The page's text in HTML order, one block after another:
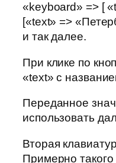
«keyboard» => [
[«text» =>
и так далее.
При клике по
«text» с
Переданное
использовать
Вторая
Примерно такого